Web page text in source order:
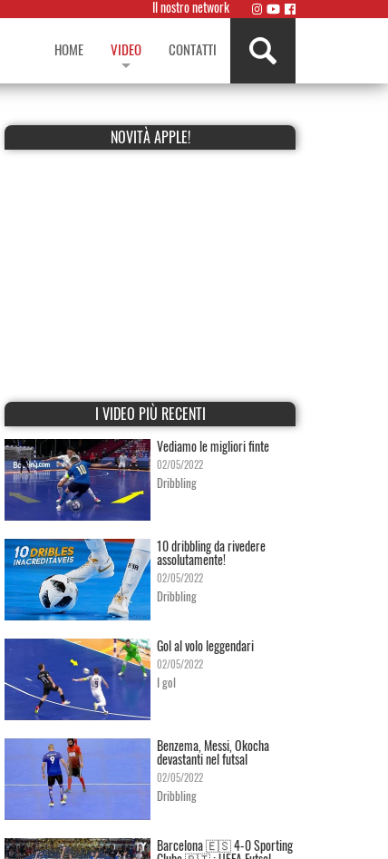
Il nostro network
HOME VIDEO CONTATTI
NOVITÀ APPLE!
I VIDEO PIÙ RECENTI
Vediamo le migliori finte
02/05/2022
Dribbling
10 dribbling da rivedere
assolutamente!
02/05/2022
Dribbling
Gol al volo leggendari
02/05/2022
I gol
Benzema, Messi, Okocha
devastanti nel futsal
02/05/2022
Dribbling
Barcelona 🇪🇸 4-0 Sporting